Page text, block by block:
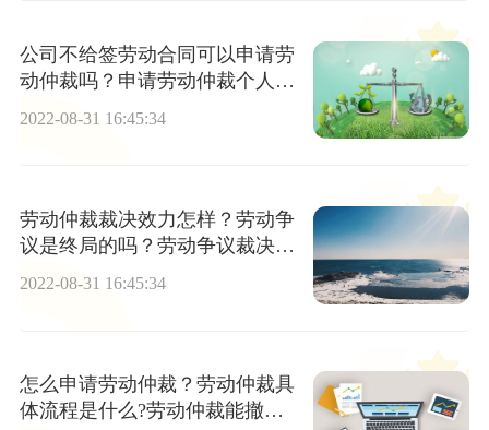
公司不给签劳动合同可以申请劳
动仲裁吗？申请劳动仲裁个人会
2022-08-31 16:45:34
劳动仲裁裁决效力怎样？劳动争
议是终局的吗？劳动争议裁决书
是否一定生效？
2022-08-31 16:45:34
怎么申请劳动仲裁？劳动仲裁具
体流程是什么?劳动仲裁能撤销